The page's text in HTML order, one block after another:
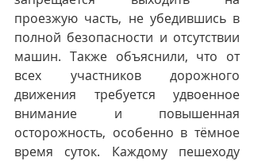
проезжую часть, не убедившись в
полной безопасности и отсутствии
машин. Также объяснили, что от
всех участников дорожного
движения требуется удвоенное
внимание и повышенная
осторожность, особенно в тёмное
время суток. Каждому пешеходу